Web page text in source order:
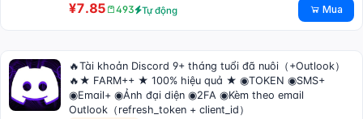
¥7.85 493 Tự động Mua
🔥Tài khoản Discord 9+ tháng tuổi đã nuôi（+Outlook）
🔥★ FARM++ ★ 100% hiệu quả ★ ◉TOKEN ◉SMS+
◉Email+ ◉Ảnh đại diện ◉2FA ◉Kèm theo email
Outlook（refresh_token + client_id）